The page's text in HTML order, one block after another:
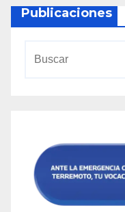
Publicaciones